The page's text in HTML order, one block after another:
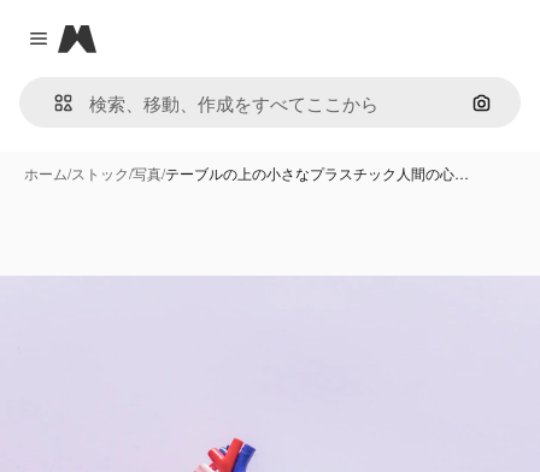
Close menu
Magnific
画像で
ホーム/ストック/写真/テーブルの上の小さなプラスチック人間の心…